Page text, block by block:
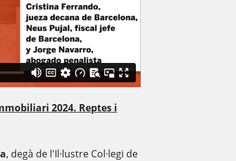
2024. Reptes i
, degà de l'Il·lustre Col·legi de